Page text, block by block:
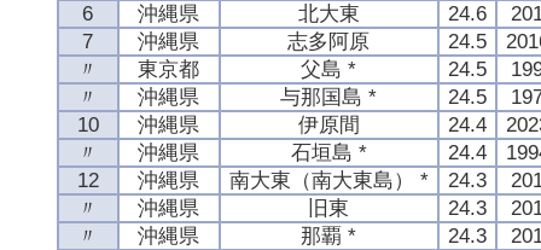
6
沖縄県 北大東 24.6
7
沖縄県 志多阿原 24.5
〃
東京都 父島 * 24.5
〃
沖縄県 与那国島 * 24.5
10
沖縄県 伊原間 24.4
〃
沖縄県 石垣島 * 24.4
12
沖縄県 南大東（南大東島） * 24.3
〃
沖縄県 旧東 24.3
〃
沖縄県 那覇 * 24.3